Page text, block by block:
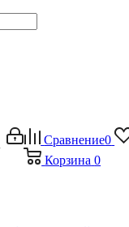
Сравнение0
Корзина 0